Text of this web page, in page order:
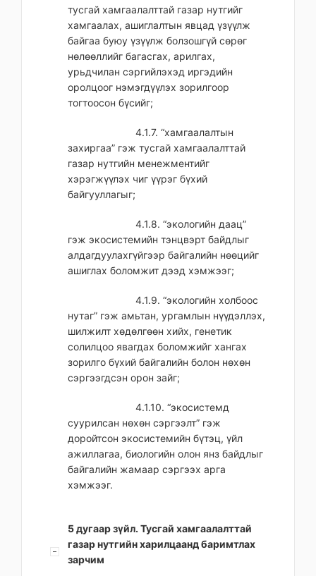
тусгай хамгаалалттай газар нутгийг
хамгаалах, ашиглалтын явцад үзүүлж
байгаа буюу үзүүлж болзошгүй сөрөг
нөлөөллийг багасгах, арилгах,
урьдчилан сэргийлэхэд иргэдийн
оролцоог нэмэгдүүлэх зорилгоор
тогтоосон бүсийг;
4.1.7. “хамгаалалтын
захиргаа” гэж тусгай хамгаалалттай
газар нутгийн менежментийг
хэрэгжүүлэх чиг үүрэг бүхий
байгууллагыг;
4.1.8. “экологийн даац”
гэж экосистемийн тэнцвэрт байдлыг
алдагдуулахгүйгээр байгалийн нөөцийг
ашиглах боломжит дээд хэмжээг;
4.1.9. “экологийн холбоос
нутаг” гэж амьтан, ургамлын нүүдэллэх,
шилжилт хөдөлгөөн хийх, генетик
солилцоо явагдах боломжийг хангах
зорилго бүхий байгалийн болон нөхөн
сэргээгдсэн орон зайг;
4.1.10. “экосистемд
суурилсан нөхөн сэргээлт” гэж
доройтсон экосистемийн бүтэц, үйл
ажиллагаа, биологийн олон янз байдлыг
байгалийн жамаар сэргээх арга
хэмжээг.
5 дугаар зүйл. Тусгай хамгаалалттай
газар нутгийн харилцаанд баримтлах
зарчим